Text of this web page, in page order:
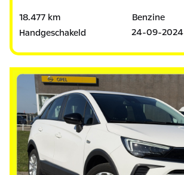
18.477 km
Benzine
Handgeschakeld
24-09-2024